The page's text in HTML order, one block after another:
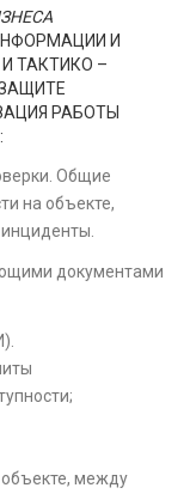
И
ТАКТИКО –
РАБОТЫ
Общие
на объекте,
документами
между